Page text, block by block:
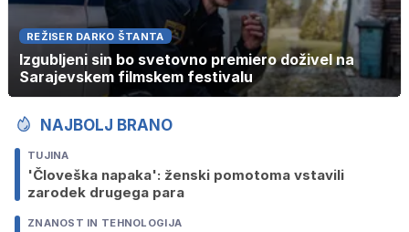
REŽISER DARKO ŠTANTA
Izgubljeni sin bo svetovno premiero doživel na
Sarajevskem filmskem festivalu
NAJBOLJ BRANO
TUJINA
'Človeška napaka': ženski pomotoma vstavili
zarodek drugega para
ZNANOST IN TEHNOLOGIJA